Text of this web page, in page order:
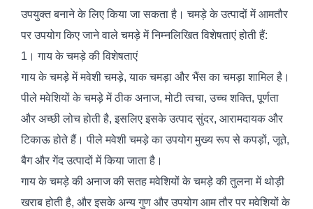
उपयुक्त बनाने के लिए किया जा सकता है। चमड़े के उत्पादों में आमतौर
पर उपयोग किए जाने वाले चमड़े में निम्नलिखित विशेषताएं होती हैं:
1। गाय के चमड़े की विशेषताएं
गाय के चमड़े में मवेशी चमड़े, याक चमड़ा और भैंस का चमड़ा शामिल है।
पीले मवेशियों के चमड़े में ठीक अनाज, मोटी त्वचा, उच्च शक्ति, पूर्णता
और अच्छी लोच होती है, इसलिए इसके उत्पाद सुंदर, आरामदायक और
टिकाऊ होते हैं। पीले मवेशी चमड़े का उपयोग मुख्य रूप से कपड़ों, जूते,
बैग और गेंद उत्पादों में किया जाता है।
गाय के चमड़े की अनाज की सतह मवेशियों के चमड़े की तुलना में थोड़ी
खराब होती है, और इसके अन्य गुण और उपयोग आम तौर पर मवेशियों के